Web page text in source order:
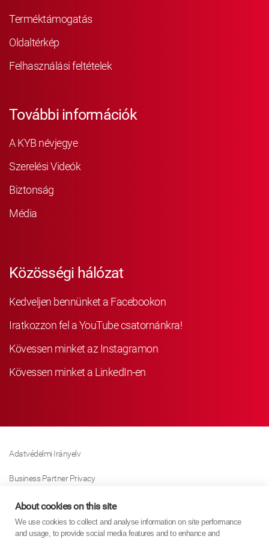
Terméktámogatás
Oldaltérkép
Felhasználási feltételek
További információk
A KYB névjegye
Szerelési Videók
Biztonság
Média
Közösségi hálózat
Kedveljen bennünket a Facebookon
Iratkozzon fel a YouTube csatornánkra!
Kövessen minket az Instagramon
Kövessen minket a LinkedIn-en
Adatvédelmi Irányelv
Business Partner Privacy
Sütikre Vonatkozó Irányelv
Modern Slavery Act Policy
About cookies on this site
We use cookies to collect and analyse information on site performance
and usage, to provide social media features and to enhance and